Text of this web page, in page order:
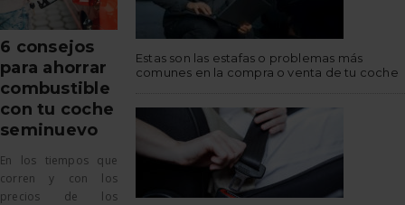
6 consejos
para ahorrar
combustible
con tu coche
seminuevo
En los tiempos que
corren y con los
precios de los
Estas son las estafas o problemas más
comunes en la compra o venta de tu coche